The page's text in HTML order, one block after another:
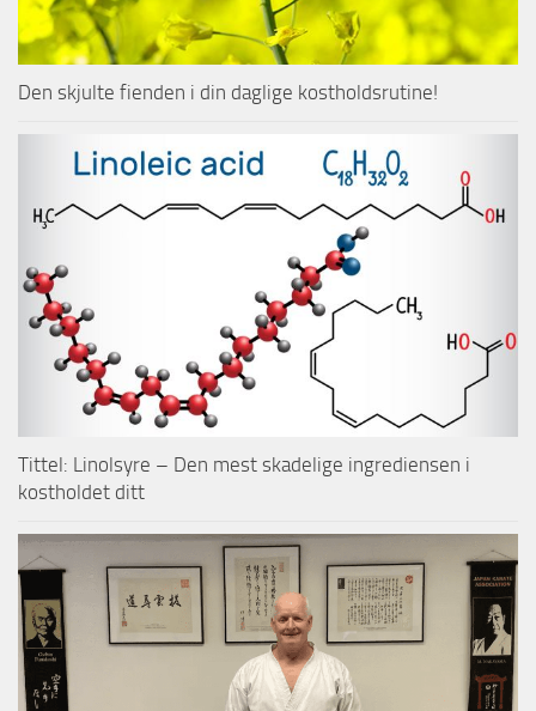
Den skjulte fienden i din daglige kostholdsrutine!
Tittel: Linolsyre – Den mest skadelige ingrediensen i
kostholdet ditt